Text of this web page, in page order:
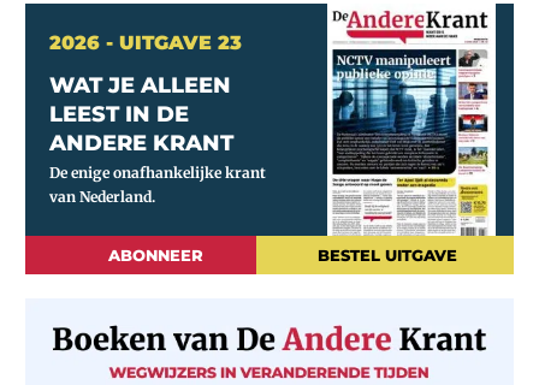
2026 - UITGAVE 23
WAT JE ALLEEN
LEEST IN DE
ANDERE KRANT
ABONNEER BESTEL UITGAVE